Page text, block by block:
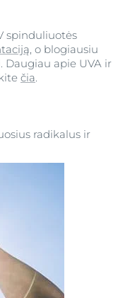
spinduliuotės
, o blogiausiu
Daugiau apie UVA ir
čia.
radikalus ir